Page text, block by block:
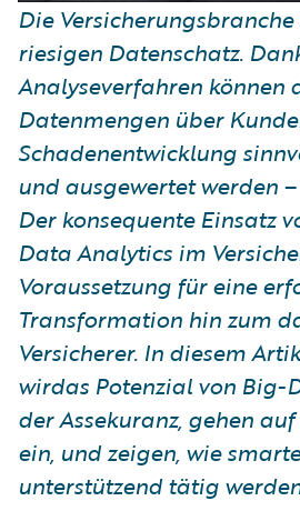
Die
riesigen Datenschatz.
Analyseverfahren können
Datenmengen über
Schadenentwicklung
und ausgewertet werden
Der konsequente Einsatz
Data Analytics im
Voraussetzung für eine
Transformation hin zum
Versicherer. In diesem
wirdas Potenzial von Big-
der Assekuranz, gehen
ein, und zeigen, wie
unterstützend tätig